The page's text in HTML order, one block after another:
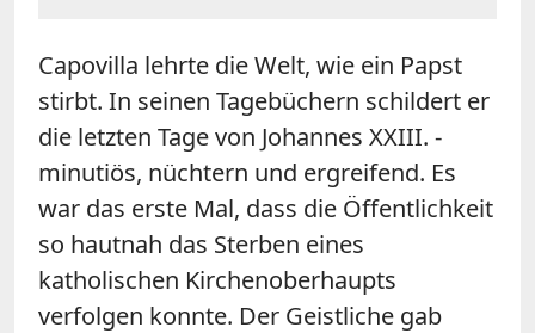
Capovilla lehrte die Welt, wie ein Papst
stirbt. In seinen Tagebüchern schildert er
die letzten Tage von Johannes XXIII. -
minutiös, nüchtern und ergreifend. Es
war das erste Mal, dass die Öffentlichkeit
so hautnah das Sterben eines
katholischen Kirchenoberhaupts
verfolgen konnte. Der Geistliche gab